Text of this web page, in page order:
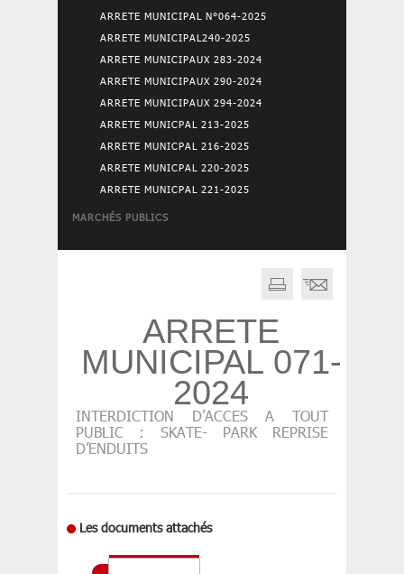
ARRETE MUNICIPAL N°064-2025
ARRETE MUNICIPAL240-2025
ARRETE MUNICIPAUX 283-2024
ARRETE MUNICIPAUX 290-2024
ARRETE MUNICIPAUX 294-2024
ARRETE MUNICPAL 213-2025
ARRETE MUNICPAL 216-2025
ARRETE MUNICPAL 220-2025
ARRETE MUNICPAL 221-2025
MARCHÉS PUBLICS
ARRETE
MUNICIPAL 071-
2024
INTERDICTION D’ACCES A TOUT
PUBLIC : SKATE- PARK REPRISE
D’ENDUITS
Les documents attachés